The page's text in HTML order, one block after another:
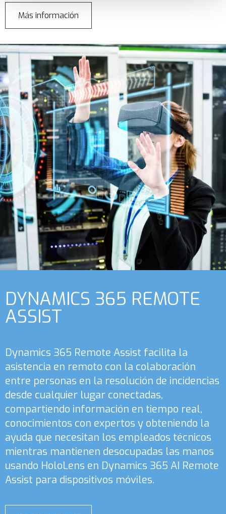
Más información
365
Service
DYNAMICS 365 REMOTE
ASSIST
Dynamics 365 Remote Assist facilita la
asistencia en remoto con la colaboración
entre personas en la resolución de incidencias
desde cualquier lugar conectadas,
compartiendo información en tiempo real,
conocimientos con expertos y obteniendo la
ayuda que necesitan los empleados técnicos
mientras mantienen desocupadas las manos
usando HoloLens en Dynamics 365 AI Remote
Assist para dispositivos móviles.